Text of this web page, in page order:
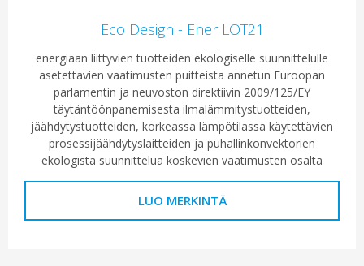
Eco Design - Ener LOT21
energiaan liittyvien tuotteiden ekologiselle suunnittelulle
asetettavien vaatimusten puitteista annetun Euroopan
parlamentin ja neuvoston direktiivin 2009/125/EY
täytäntöönpanemisesta ilmalämmitystuotteiden,
jäähdytystuotteiden, korkeassa lämpötilassa käytettävien
prosessijäähdytyslaitteiden ja puhallinkonvektorien
ekologista suunnittelua koskevien vaatimusten osalta
LUO MERKINTÄ